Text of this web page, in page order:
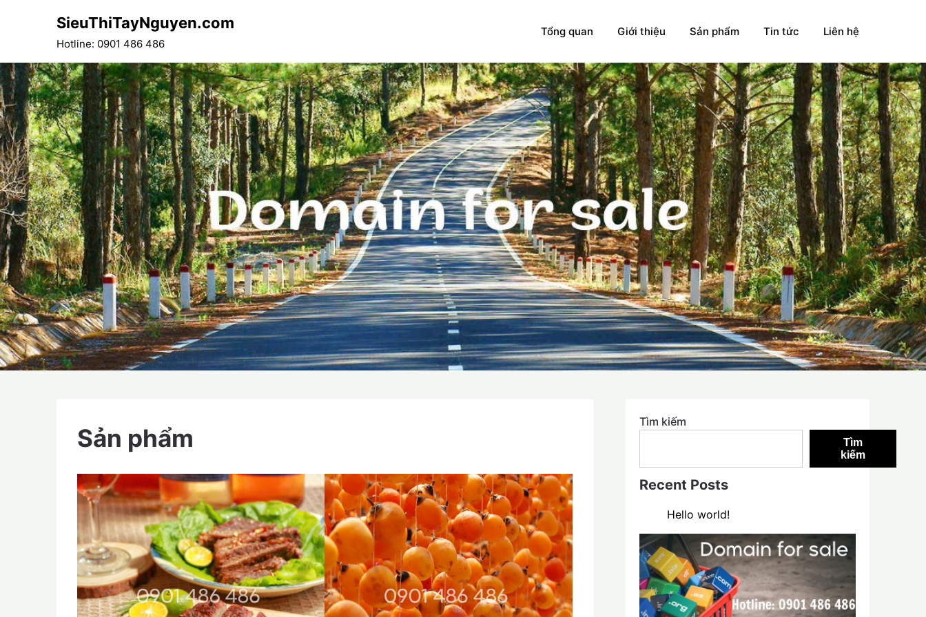
SieuThiTayNguyen.com
Hotline: 0901 486 486
Tổng quan Giới thiệu Sản phẩm Tin tức Liên hệ
Sản phẩm
Tìm kiếm
Tìm
kiếm
Recent Posts
Hello world!